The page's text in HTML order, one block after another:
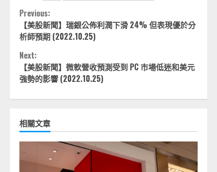
Continue
Reading
Previous:
【美股新聞】瑞銀公佈利潤下滑 24% 但表現優於分
析師預期 (2022.10.25)
Next:
【美股新聞】微軟營收預測受到 PC 市場低迷和美元
強勢的影響 (2022.10.25)
相關文章